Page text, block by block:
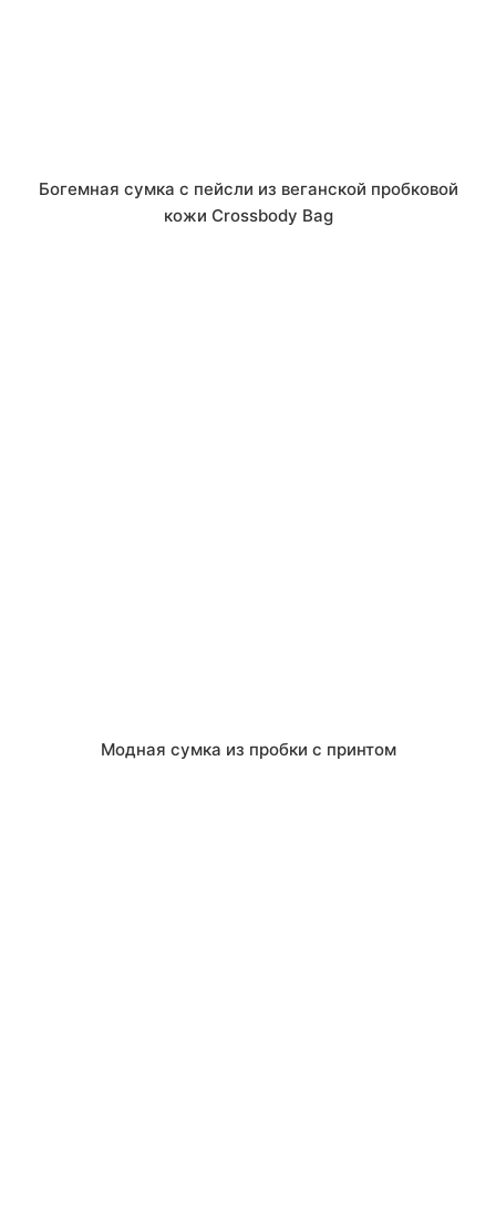
Богемная сумка с пейсли из веганской пробковой
кожи Crossbody Bag
Модная сумка из пробки с принтом